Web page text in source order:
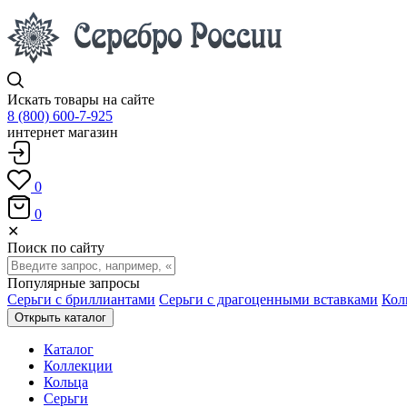
Искать товары на сайте
8 (800) 600-7-925
интернет магазин
0
0
✕
Поиск по сайту
Популярные запросы
Серьги с бриллиантами Серьги с драгоценными вставками
Открыть каталог
Каталог
Коллекции
Кольца
Серьги